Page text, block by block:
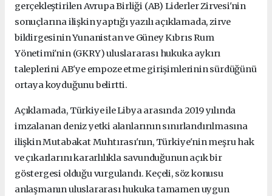
gerçekleştirilen Avrupa Birliği (AB) Liderler Zirvesi'nin
sonuçlarına ilişkin yaptığı yazılı açıklamada, zirve
bildirgesinin Yunanistan ve Güney Kıbrıs Rum
Yönetimi'nin (GKRY) uluslararası hukuka aykırı
taleplerini AB'ye empoze etme girişimlerinin sürdüğünü
ortaya koyduğunu belirtti.
Açıklamada, Türkiye ile Libya arasında 2019 yılında
imzalanan deniz yetki alanlarının sınırlandırılmasına
ilişkin Mutabakat Muhtırası'nın, Türkiye'nin meşru hak
ve çıkarlarını kararlılıkla savunduğunun açık bir
göstergesi olduğu vurgulandı. Keçeli, söz konusu
anlaşmanın uluslararası hukuka tamamen uygun